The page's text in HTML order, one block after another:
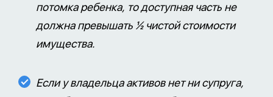
потомка ребенка, то доступная часть не
должна превышать ½ чистой стоимости
имущества.
Если у владельца активов нет ни супруга,